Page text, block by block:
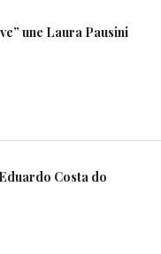
une Laura Pausini
Costa do